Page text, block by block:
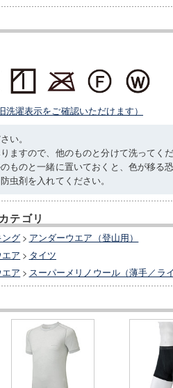
濯表示をご確認いただけます）
い。
ますので、他のものと分けて洗ってくだ
ものと一緒に置いておくと、色が移る
虫剤を入れてください。
テゴリ
ング > アンダーウエア（登山用）
ア > タイツ
ア > スーパーメリノウール（薄手／ラ